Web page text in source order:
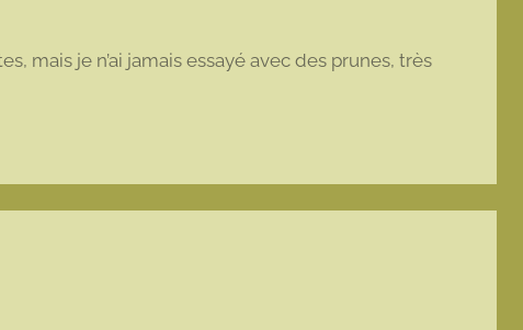
mais je n’ai jamais essayé avec des prunes, très